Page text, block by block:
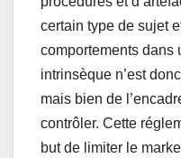
certain type de sujet
comportements dans
intrinsèque n’est
mais bien de
contrôler. Cette
but de limiter le